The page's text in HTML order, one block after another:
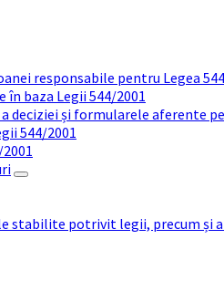
responsabile pentru Legea
baza Legii 544/2001
deciziei și formularele aferente
544/2001
stabilite potrivit legii, precum și